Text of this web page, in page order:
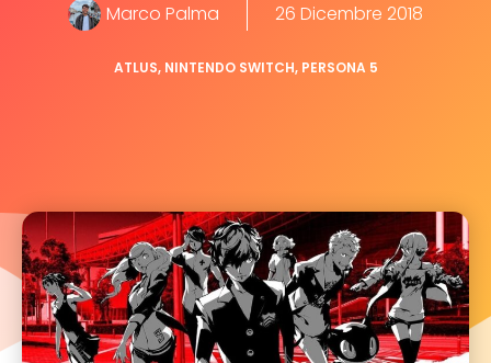
Marco Palma 26 Dicembre 2018
ATLUS, NINTENDO SWITCH, PERSONA 5